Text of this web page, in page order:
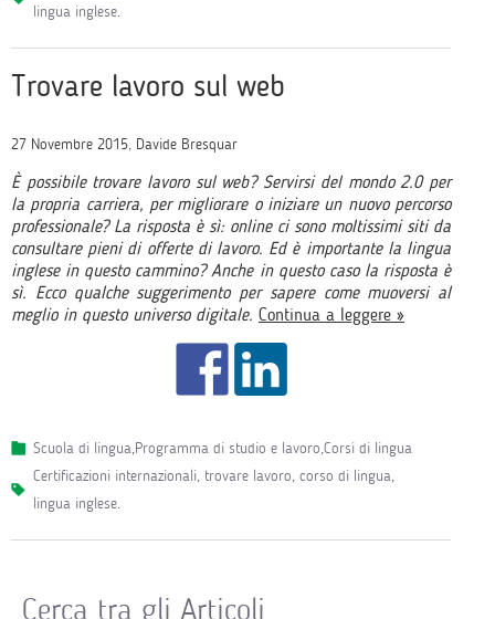
lingua inglese.
Trovare lavoro sul web
27 Novembre 2015, Davide Bresquar
È possibile trovare lavoro sul web? Servirsi del mondo 2.0 per
la propria carriera, per migliorare o iniziare un nuovo percorso
professionale? La risposta è sì: online ci sono moltissimi siti da
consultare pieni di offerte di lavoro. Ed è importante la lingua
inglese in questo cammino? Anche in questo caso la risposta è
sì. Ecco qualche suggerimento per sapere come muoversi al
meglio in questo universo digitale. Continua a leggere »
Scuola di lingua,Programma di studio e lavoro,Corsi di lingua
certificazioni internazionali, trovare lavoro, corso di lingua,
lingua inglese.
Cerca tra gli Articoli